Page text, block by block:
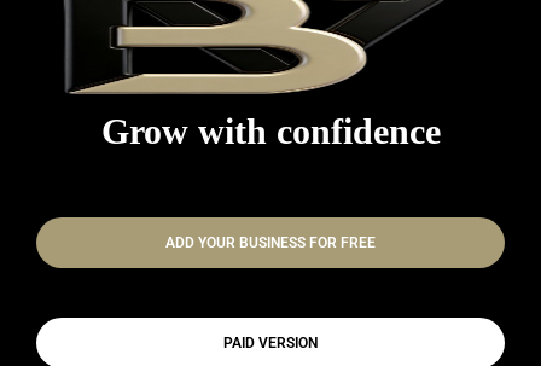
Grow with confidence
ADD YOUR BUSINESS FOR FREE
PAID VERSION